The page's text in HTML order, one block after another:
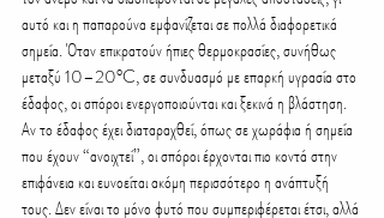
αυτό και η παπαρούνα εμφανίζεται σε πολλά διαφορετικά
σημεία. Όταν επικρατούν ήπιες θερμοκρασίες, συνήθως
μεταξύ 10–20°C, σε συνδυασμό με επαρκή υγρασία στο
έδαφος, οι σπόροι ενεργοποιούνται και ξεκινά η βλάστηση.
Αν το έδαφος έχει διαταραχθεί, όπως σε χωράφια ή σημεία
που έχουν “ανοιχτεί”, οι σπόροι έρχονται πιο κοντά στην
επιφάνεια και ευνοείται ακόμη περισσότερο η ανάπτυξή
τους. Δεν είναι το μόνο φυτό που συμπεριφέρεται έτσι, αλλά